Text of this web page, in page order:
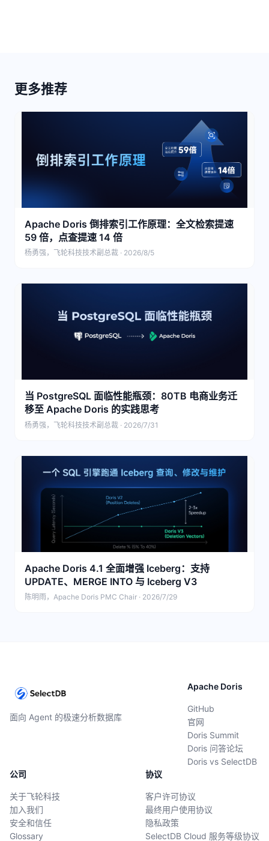
更多推荐
Apache Doris 倒排索引工作原理：全文检索提速
59 倍，点查提速 14 倍
杨勇强，飞轮科技技术副总裁 · 2026/8/5
当 PostgreSQL 面临性能瓶颈：80TB 电商业务迁
移至 Apache Doris 的实践思考
杨勇强，飞轮科技技术副总裁 · 2026/7/31
Apache Doris 4.1 全面增强 Iceberg：支持
UPDATE、MERGE INTO 与 Iceberg V3
陈明雨，Apache Doris PMC Chair · 2026/7/29
面向 Agent 的极速分析数据库
Apache Doris
GitHub
官网
Doris Summit
Doris 问答论坛
Doris vs SelectDB
公司
关于飞轮科技
加入我们
安全和信任
Glossary
协议
客户许可协议
最终用户使用协议
隐私政策
SelectDB Cloud 服务等级协议